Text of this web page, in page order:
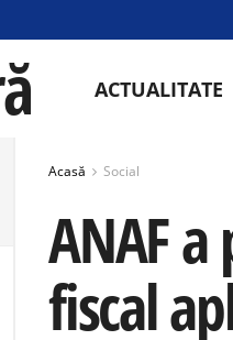
ACTUALITATE
Acasă Social
ANAF
fiscal